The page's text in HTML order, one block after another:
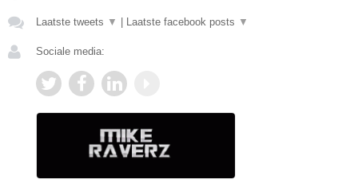
Laatste tweets ▼ Laatste facebook posts ▼
Sociale media: